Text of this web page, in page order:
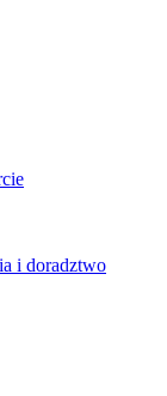
i doradztwo